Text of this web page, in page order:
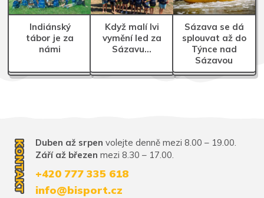
Indiánský
tábor je za
námi
Když malí lvi
vymění led za
Sázavu…
Sázava se dá
splouvat až do
Týnce nad
Sázavou
KONTAKT Duben až srpen volejte denně mezi 8.00 – 19.00.
Září až březen mezi 8.30 – 17.00.
+420 777 335 618
info@bisport.cz